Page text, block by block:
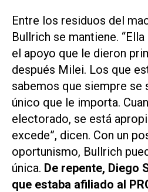
Entre los residuos del
Bullrich se mantiene.
el apoyo que le dieron
después Milei. Los que
sabemos que siempre se
único que le importa.
electorado, se está
excede”, dicen. Con un
oportunismo, Bullrich
única. De repente, Diego
que estaba afiliado al